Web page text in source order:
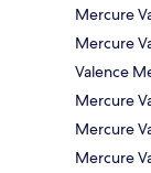
Mercure
Mercure
Valence
Mercure
Mercure
Mercure